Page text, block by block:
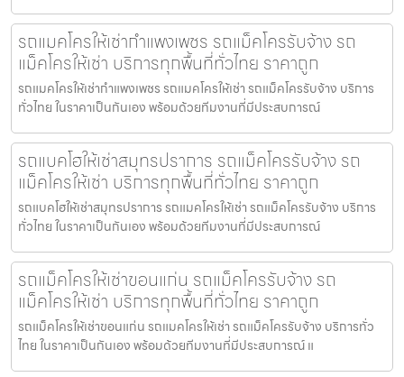
รถแมคโครให้เช่ากำแพงเพชร รถแม็คโครรับจ้าง รถ
แม็คโครให้เช่า บริการทุกพื้นที่ทั่วไทย ราคาถูก
รถแมคโครให้เช่ากำแพงเพชร รถแมคโครให้เช่า รถแม็คโครรับจ้าง บริการ
ทั่วไทย ในราคาเป็นกันเอง พร้อมด้วยทีมงานที่มีประสบการณ์
รถแบคโฮให้เช่าสมุทรปราการ รถแม็คโครรับจ้าง รถ
แม็คโครให้เช่า บริการทุกพื้นที่ทั่วไทย ราคาถูก
รถแบคโฮให้เช่าสมุทรปราการ รถแมคโครให้เช่า รถแม็คโครรับจ้าง บริการ
ทั่วไทย ในราคาเป็นกันเอง พร้อมด้วยทีมงานที่มีประสบการณ์
รถแม็คโครให้เช่าขอนแก่น รถแม็คโครรับจ้าง รถ
แม็คโครให้เช่า บริการทุกพื้นที่ทั่วไทย ราคาถูก
รถแม็คโครให้เช่าขอนแก่น รถแมคโครให้เช่า รถแม็คโครรับจ้าง บริการทั่ว
ไทย ในราคาเป็นกันเอง พร้อมด้วยทีมงานที่มีประสบการณ์ แ